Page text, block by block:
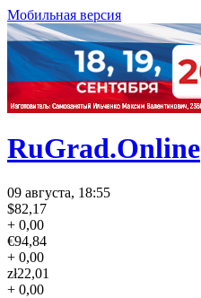
Мобильная версия
RuGrad.Online
09 августа, 18:55
$82,17
+ 0,00
€94,84
+ 0,00
zł22,01
+ 0,00